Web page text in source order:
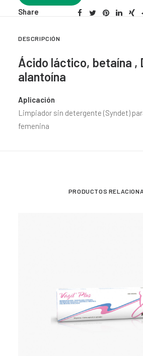
Share
DESCRIPCIÓN
Ácido láctico, betaína ,
alantoína
Aplicación
Limpiador sin detergente (Syndet)
femenina
PRODUCTOS